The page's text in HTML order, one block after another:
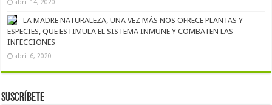
abril 14, 2020
LA MADRE NATURALEZA, UNA VEZ MÁS NOS OFRECE PLANTAS Y
ESPECIES, QUE ESTIMULA EL SISTEMA INMUNE Y COMBATEN LAS
INFECCIONES
abril 6, 2020
Suscríbete